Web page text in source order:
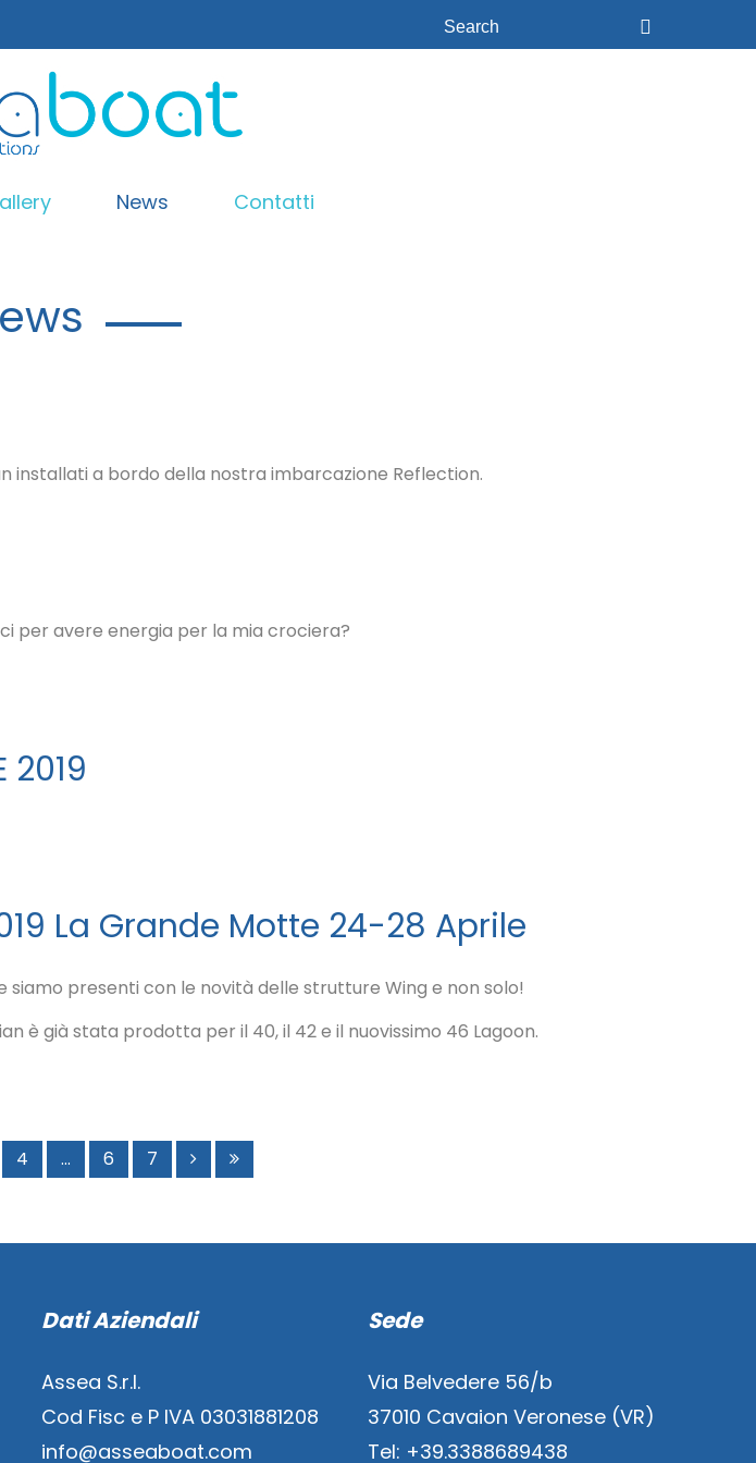
Solbian
News Contatti
installati a bordo della nostra imbarcazione Reflection.
per avere energia per la mia crociera?
2019
La Grande Motte 24-28 Aprile
presenti con le novità delle strutture Wing e non solo!
è già stata prodotta per il 40, il 42 e il nuovissimo 46 Lagoon.
4 ... 6 7
Dati Aziendali
Assea S.r.l.
Cod Fisc e P IVA 03031881208
info@asseaboat.com
Sede
Via Belvedere 56/b
37010 Cavaion Veronese (VR)
Tel: +39.3388689438